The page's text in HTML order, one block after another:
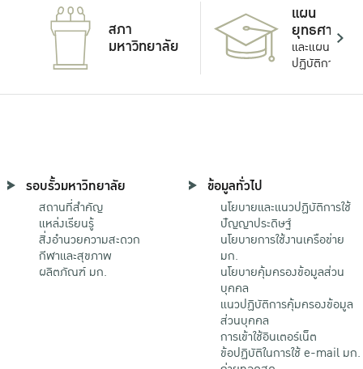
สภา
มหาวิทยาลัย
แผน
ยุทธศาสตร์
และแผน
ปฏิบัติการ
รอบรั้วมหาวิทยาลัย
สถานที่สำคัญ
แหล่งเรียนรู้
สิ่งอำนวยความสะดวก
กีฬาและสุขภาพ
ผลิตภัณฑ์ มก.
ข้อมูลทั่วไป
นโยบายและแนวปฏิบัติการใช้
ปัญญาประดิษฐ์
นโยบายการใช้งานเครือข่าย
มก.
นโยบายคุ้มครองข้อมูลส่วน
บุคคล
แนวปฏิบัติการคุ้มครองข้อมูล
ส่วนบุคคล
การเข้าใช้อินเตอร์เน็ต
ข้อปฏิบัติในการใช้ e-mail มก.